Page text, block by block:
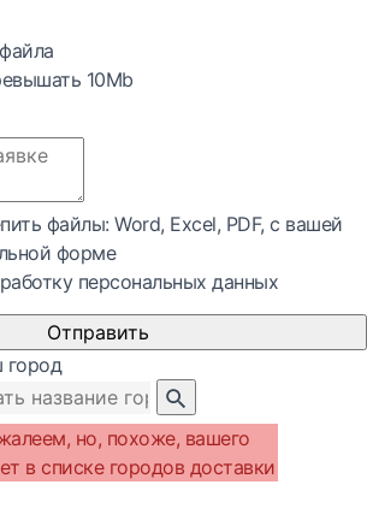
10Mb
файлы: Word, Exсel, PDF, с вашей
форме
персональных данных
Отправить
город
но, похоже, вашего
в списке городов доставки